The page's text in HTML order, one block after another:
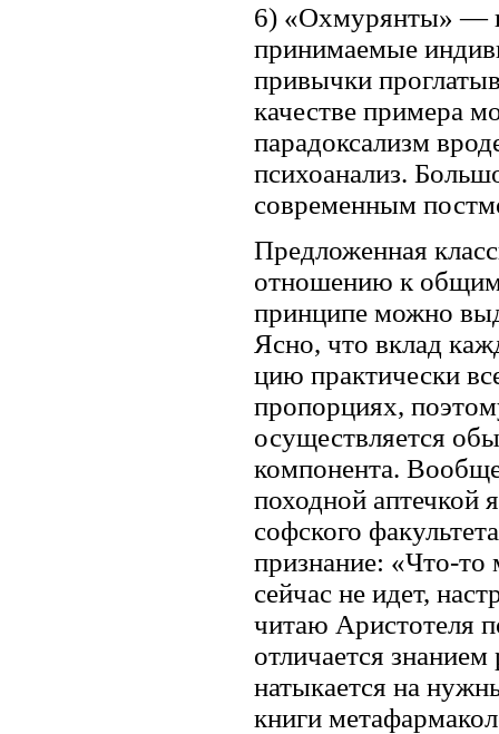
6) «Охмурянты» —
принимаемые
привычки
качестве примера
парадоксализм
психоанализ.
современным
Предложенная
отношению к
принципе можно
Ясно, что вклад
цию практически
пропорциях,
осуществляется
компонента.
походной ап­течкой
софского
признание: «Что-то
сейчас не идет,
читаю Ари­стотеля
отличается
натыкается на
книги